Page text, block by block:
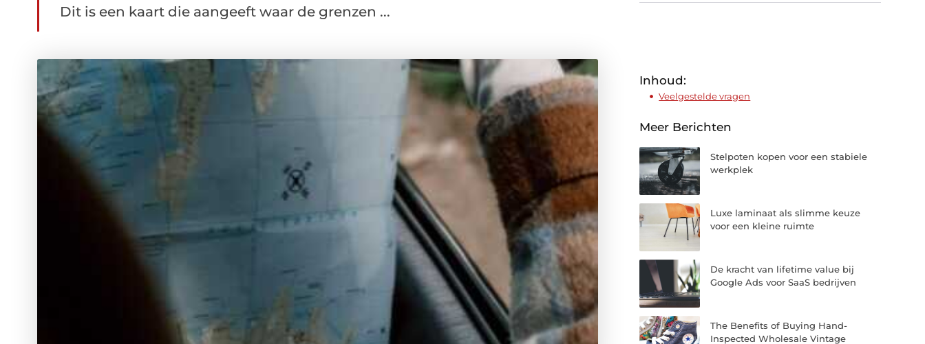
Dit is een kaart die aangeeft waar de grenzen ...
Inhoud:
Veelgestelde vragen
Meer Berichten
Stelpoten kopen voor een stabiele
werkplek
Luxe laminaat als slimme keuze
voor een kleine ruimte
De kracht van lifetime value bij
Google Ads voor SaaS bedrijven
The Benefits of Buying Hand-
Inspected Wholesale Vintage